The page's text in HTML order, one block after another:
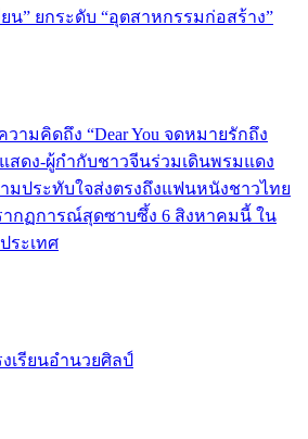
น” ยกระดับ “อุตสาหกรรมก่อสร้าง”
ามคิดถึง “Dear You จดหมายรักถึง
ดง-ผู้กำกับชาวจีนร่วมเดินพรมแดง
มประทับใจส่งตรงถึงแฟนหนังชาวไทย
กฏการณ์สุดซาบซึ้ง 6 สิงหาคมนี้ ใน
ระเทศ
เรียนอำนวยศิลป์